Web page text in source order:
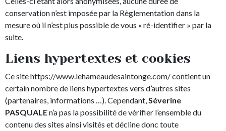
conservation n’est imposée par la Règlementation dans la
mesure où il n’est plus possible de vous « ré-identifier » par la
suite.
Liens hypertextes et cookies
Ce site https://www.lehameaudesaintonge.com/ contient un
certain nombre de liens hypertextes vers d’autres sites
(partenaires, informations …). Cependant,Séverine
PASQUALEn’a pas la possibilité de vérifier l’ensemble du
contenu des sites ainsi visités et décline donc toute